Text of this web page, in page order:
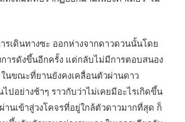
ารเดินทางซะ ออกห่างจากดาวดวนนั้นโดย
งการดังขึ้นอีกครั้ง แต่กลับไม่มีการตอบสนอง
ในขณะที่ยานยังคงเคลื่อนตัวผ่านดาว
ไปอย่างช้าๆ ราวกับว่าไม่เคยมีอะไรเกิดขึ้น
นเข้าสู่วงโคจรที่อยู่ใกล้ตัวดาวมากที่สุด ก็